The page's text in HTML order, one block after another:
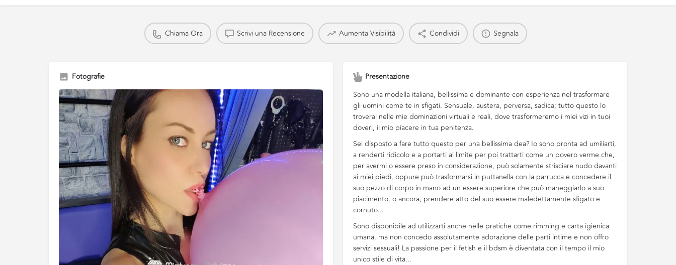
Chiama Ora Scrivi una Recensione Aumenta Visibilità Condividi Segnala
Fotografie
Presentazione
Sono una modella italiana, bellissima e dominante con esperienza nel trasformare
gli uomini come te in sfigati. Sensuale, austera, perversa, sadica; tutto questo lo
troverai nelle mie dominazioni virtuali e reali, dove trasformeremo i miei vizi in tuoi
doveri, il mio piacere in tua penitenza.
Sei disposto a fare tutto questo per una bellissima dea? Io sono pronta ad umiliarti,
a renderti ridicolo e a portarti al limite per poi trattarti come un povero verme che,
per avermi o essere preso in considerazione, può solamente strisciare nudo davanti
ai miei piedi, oppure può trasformarsi in puttanella con la parrucca e concedere il
suo pezzo di corpo in mano ad un essere superiore che può maneggiarlo a suo
piacimento, o ancora, prendere atto del suo essere maledettamente sfigato e
cornuto...
Sono disponibile ad utilizzarti anche nelle pratiche come rimming e carta igienica
umana, ma non concedo assolutamente adorazione delle parti intime e non offro
servizi sessuali! La passione per il fetish e il bdsm è diventata con il tempo il mio
unico stile di vita...